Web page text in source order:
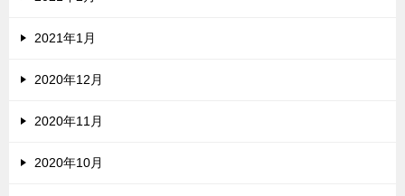
2021年1月
2020年12月
2020年11月
2020年10月